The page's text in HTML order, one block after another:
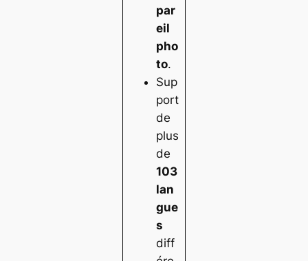
par
eil
pho
to.
Sup
port
de
plus
de
103
lan
gue
s
diff